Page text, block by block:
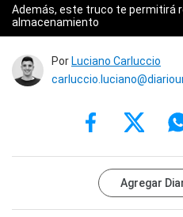
Además, este truco te permitirá
almacenamiento
Por Luciano Carluccio
Agregar